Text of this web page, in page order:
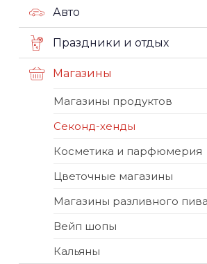
Авто
Праздники и отдых
Магазины
Магазины продуктов
Секонд-хенды
Косметика и парфюмерия
Цветочные магазины
Магазины разливного пива
Вейп шопы
Кальяны